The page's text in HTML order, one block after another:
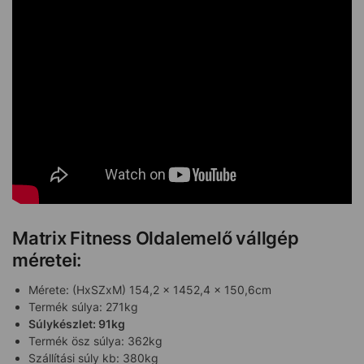
Matrix Fitness Oldalemelő vállgép
méretei:
Mérete: (HxSZxM) 154,2 x 1452,4 x 150,6cm
Termék súlya: 271kg
Súlykészlet: 91kg
Termék ösz súlya: 362kg
Szállítási súly kb: 380kg